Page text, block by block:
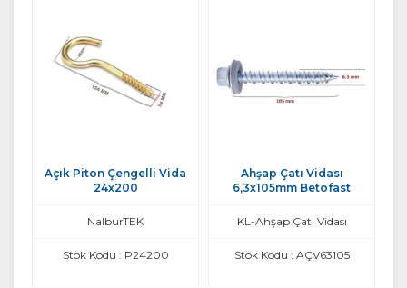
Açık Piton Çengelli Vida
24x200
NalburTEK
Stok Kodu : P24200
Ahşap Çatı Vidası
6,3x105mm Betofast
KL-Ahşap Çatı Vidası
Stok Kodu : AÇV63105